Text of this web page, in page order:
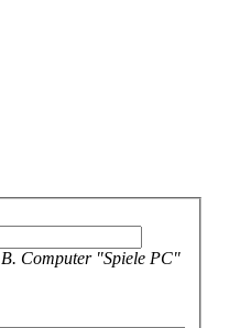
Computer "Spiele PC"